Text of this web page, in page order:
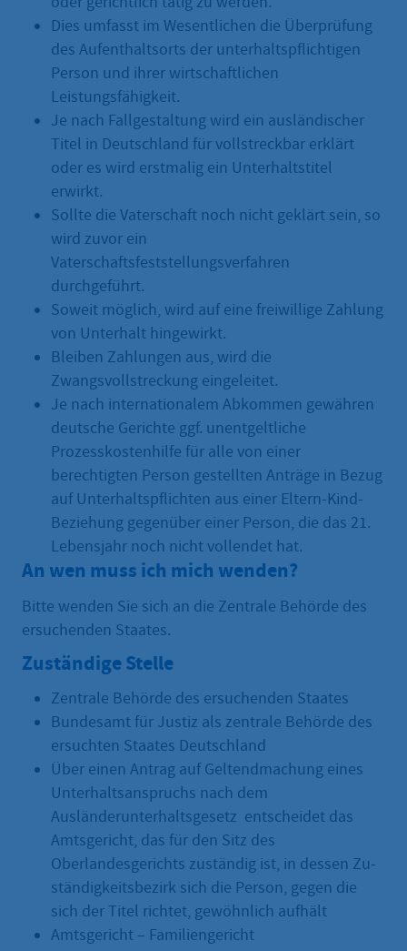
Dies umfasst im Wesentlichen die Überprüfung
des Aufenthaltsorts der unterhaltspflichtigen
Person und ihrer wirtschaftlichen
Leistungsfähigkeit.
Je nach Fallgestaltung wird ein ausländischer
Titel in Deutschland für vollstreckbar erklärt
oder es wird erstmalig ein Unterhaltstitel
erwirkt.
Sollte die Vaterschaft noch nicht geklärt sein, so
wird zuvor ein
Vaterschaftsfeststellungsverfahren
durchgeführt.
Soweit möglich, wird auf eine freiwillige Zahlung
von Unterhalt hingewirkt.
Bleiben Zahlungen aus, wird die
Zwangsvollstreckung eingeleitet.
Je nach internationalem Abkommen gewähren
deutsche Gerichte ggf. unentgeltliche
Prozesskostenhilfe für alle von einer
berechtigten Person gestellten Anträge in Bezug
auf Unterhaltspflichten aus einer Eltern-Kind-
Beziehung gegenüber einer Person, die das 21.
Lebensjahr noch nicht vollendet hat.
An wen muss ich mich wenden?
Bitte wenden Sie sich an die Zentrale Behörde des
ersuchenden Staates.
Zuständige Stelle
Zentrale Behörde des ersuchenden Staates
Bundesamt für Justiz als zentrale Behörde des
ersuchten Staates Deutschland
Über einen Antrag auf Geltendmachung eines
Unterhaltsanspruchs nach dem
Ausländerunterhaltsgesetz entscheidet das
Amtsgericht, das für den Sitz des
Oberlandesgerichts zuständig ist, in dessen Zu­
ständigkeitsbezirk sich die Person, gegen die
sich der Titel rich­tet, gewöhnlich aufhält
Amtsgericht – Familiengericht